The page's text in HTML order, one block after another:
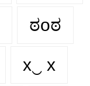
ಠoಠ
x‿ х